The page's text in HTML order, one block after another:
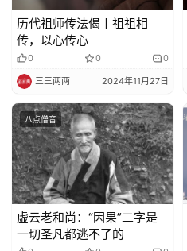
历代祖师传法偈丨祖祖相
传，以心传心
0 0 0
三三两两 2024年11月27日
八点僧音
虚云老和尚：“因果”二字是
一切圣凡都逃不了的